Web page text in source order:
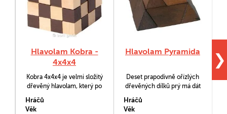
Hlavolam Kobra -
4x4x4
Kobra 4x4x4 je velmi složitý
dřevěný hlavolam, který po
hada. Podaří se vám z něj
Hráčů
Věk
Hlavolam Pyramida
Deset prapodivně ořízlých
dřevěných dílků prý má dát
ale? No to už bude na vás.
Hráčů
Věk
❯